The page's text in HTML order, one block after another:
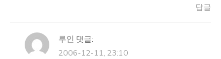
답글
루인 댓글:
2006-12-11, 23:10